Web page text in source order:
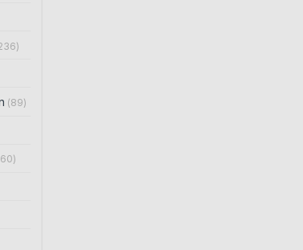
(89)